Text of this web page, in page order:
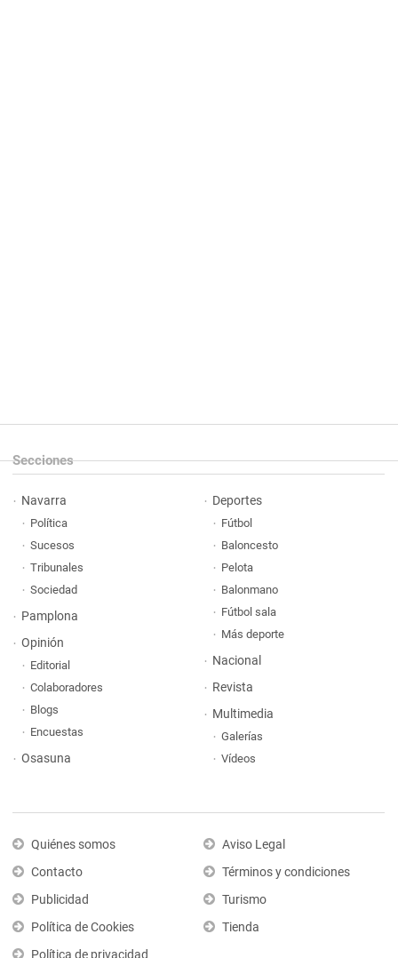
Secciones
Navarra
Política
Sucesos
Tribunales
Sociedad
Pamplona
Opinión
Editorial
Colaboradores
Blogs
Encuestas
Osasuna
Deportes
Fútbol
Baloncesto
Pelota
Balonmano
Fútbol sala
Más deporte
Nacional
Revista
Multimedia
Galerías
Vídeos
Quiénes somos
Contacto
Publicidad
Política de Cookies
Aviso Legal
Términos y condiciones
Turismo
Tienda